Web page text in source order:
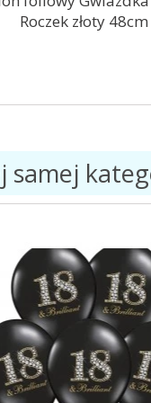
Roczek złoty 48cm
samej